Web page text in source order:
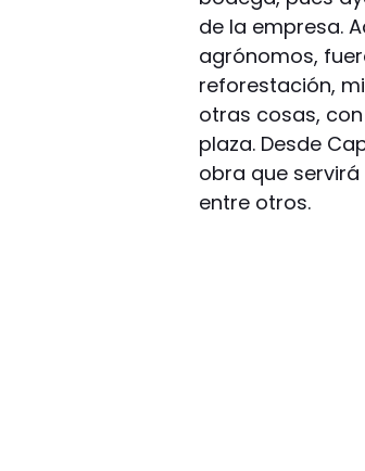
de la empresa.
agrónomos,
reforestación,
otras cosas,
plaza. Desde
obra que
entre otros.